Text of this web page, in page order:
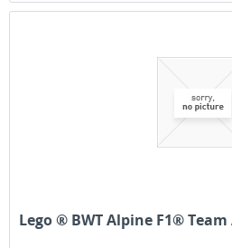
Lego ® BWT Alpine F1®